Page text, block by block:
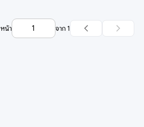
หน้า จาก 1